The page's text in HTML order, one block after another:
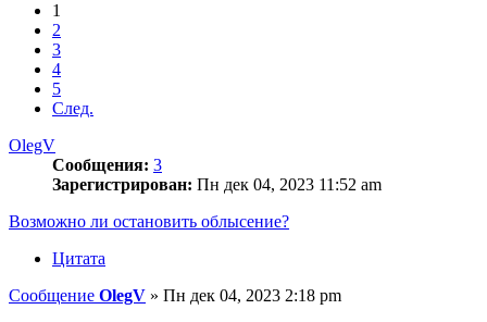
1
2
3
4
5
След.
OlegV
Сообщения: 3
Зарегистрирован: Пн дек 04, 2023 11:52 am
Возможно ли остановить облысение?
Цитата
Сообщение OlegV » Пн дек 04, 2023 2:18 pm